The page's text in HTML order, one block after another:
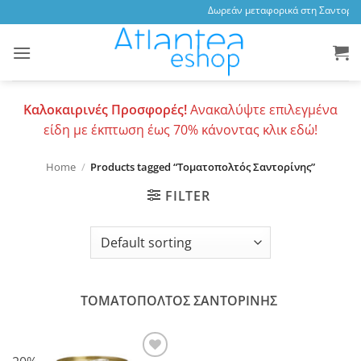
to
content
Δωρεάν μεταφορικά στη
Καλοκαιρινές Προσφορές!Ανακαλύψτε επιλεγμένα
είδη με έκπτωση έως 70% κάνοντας κλικ εδώ!
Home / Products tagged “Τοματοπολτός Σαντορίνης”
FILTER
ΤΟΜΑΤΟΠΟΛΤΟΣ ΣΑΝΤΟΡΙΝΗΣ